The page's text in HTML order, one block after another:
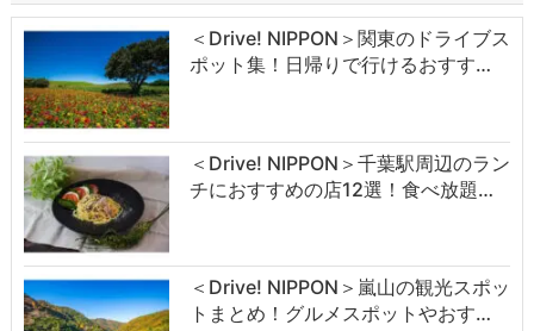
＜Drive! NIPPON＞関東のドライブス
ポット集！日帰りで行けるおすす…
＜Drive! NIPPON＞千葉駅周辺のラン
チにおすすめの店12選！食べ放題…
＜Drive! NIPPON＞嵐山の観光スポッ
トまとめ！グルメスポットやおす…